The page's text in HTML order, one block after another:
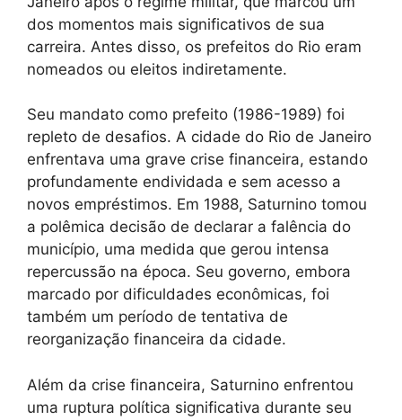
dos momentos mais significativos de sua
carreira. Antes disso, os prefeitos do Rio eram
nomeados ou eleitos indiretamente.
Seu mandato como prefeito (1986-1989) foi
repleto de desafios. A cidade do Rio de Janeiro
enfrentava uma grave crise financeira, estando
profundamente endividada e sem acesso a
novos empréstimos. Em 1988, Saturnino tomou
a polêmica decisão de declarar a falência do
município, uma medida que gerou intensa
repercussão na época. Seu governo, embora
marcado por dificuldades econômicas, foi
também um período de tentativa de
reorganização financeira da cidade.
Além da crise financeira, Saturnino enfrentou
uma ruptura política significativa durante seu